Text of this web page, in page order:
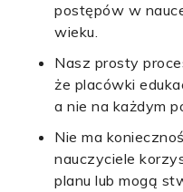
postępów w
wieku.
Nasz prosty
że placówki
a nie na każdym
Nie ma
nauczyciele
planu lub mogą